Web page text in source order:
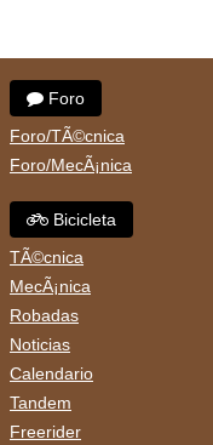
Foro
Foro/TÃ©cnica
Foro/MecÃ¡nica
Bicicleta
TÃ©cnica
MecÃ¡nica
Robadas
Noticias
Calendario
Tandem
Freerider